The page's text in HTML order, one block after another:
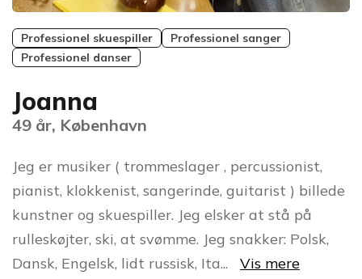
Professionel skuespiller
Professionel sanger
Professionel danser
Joanna
49 år, København
Jeg er musiker ( trommeslager , percussionist,
pianist, klokkenist, sangerinde, guitarist ) billede
kunstner og skuespiller. Jeg elsker at stå på
rulleskøjter, ski, at svømme. Jeg snakker: Polsk,
Dansk, Engelsk, lidt russisk, Ita... Vis mere